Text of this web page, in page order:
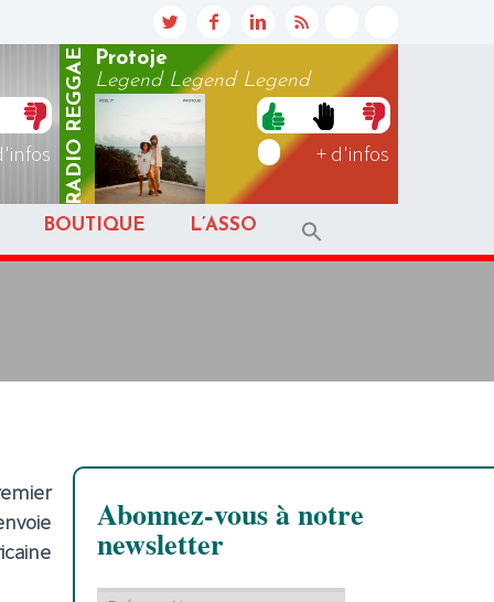
RADIO
REGGAE
Protoje
Legend Legend Legend
+ d'infos
BOUTIQUE L’ASSO
Abonnez-vous à notre
newsletter